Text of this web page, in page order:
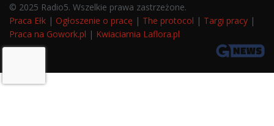
© 2025 Radio5. Wszelkie prawa zastrzeżone.
Praca Ełk | Ogłoszenie o pracę | The protocol | Targi pracy |
Praca na Gowork.pl | Kwiaciarnia Laflora.pl